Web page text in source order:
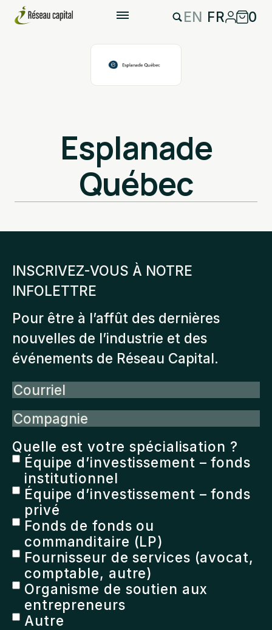
EN FR 0
Esplanade
Québec
INSCRIVEZ-VOUS À NOTRE
INFOLETTRE
Pour être à l’affût des dernières
nouvelles de l’industrie et des
événements de Réseau Capital.
Courriel
Compagnie
Quelle est votre spécialisation ?
Équipe d’investissement – fonds
institutionnel
Équipe d’investissement – fonds
privé
Fonds de fonds ou
commanditaire (LP)
Fournisseur de services (avocat,
comptable, autre)
Organisme de soutien aux
entrepreneurs
Autre